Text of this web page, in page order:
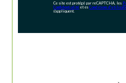
Ce site est protégé par reCAPTCHA, les
Confidentialité et esConditions
s'appliquent.